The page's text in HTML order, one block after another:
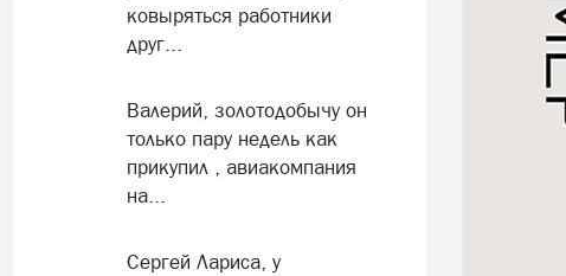
ковыряться работники
друг...
Валерий, золотодобычу он
только пару недель как
прикупил , авиакомпания
на...
Сергей Лариса, у